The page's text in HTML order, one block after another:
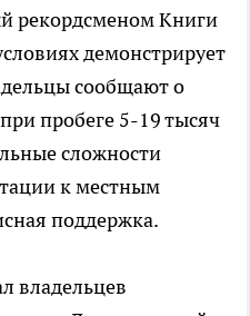
рекордсменом Книги
демонстрирует
сообщают о
пробеге 5-19 тысяч
сложности
к местным
поддержка.
владельцев